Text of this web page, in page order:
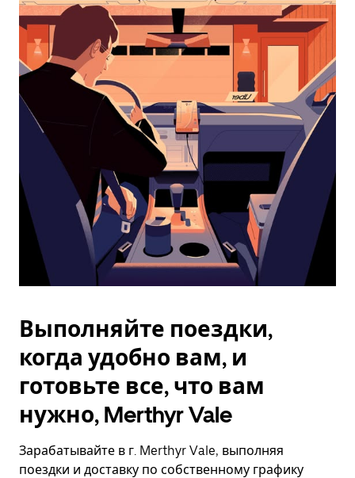
выбрать
дату.
Чтобы
закрыть
календарь,
нажмите
Esc.
Выполняйте поездки,
когда удобно вам, и
готовьте все, что вам
нужно, Merthyr Vale
Зарабатывайте в г. Merthyr Vale, выполняя
поездки и доставку по собственному графику